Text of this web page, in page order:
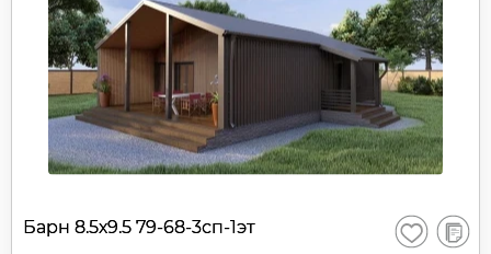
Барн 8.5х9.5 79-68-3сп-1эт Сохранить
В